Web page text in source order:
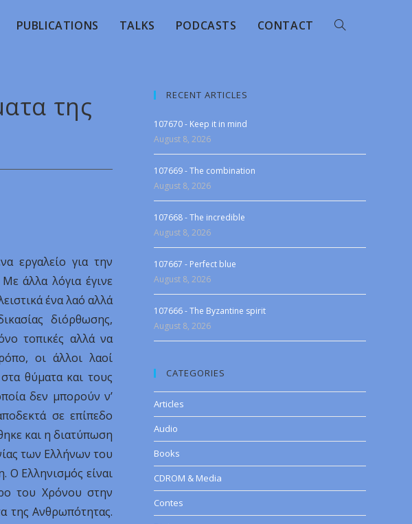
PUBLICATIONS TALKS PODCASTS CONTACT
της
εργαλείο για την
άλλα λόγια έγινε
ένα λαό αλλά
διόρθωσης,
τοπικές αλλά να
οι άλλοι λαοί
θύματα και τους
δεν μπορούν ν’
σε επίπεδο
και η διατύπωση
των Ελλήνων του
Ο Ελληνισμός είναι
του Χρόνου στην
της Ανθρωπότητας.
RECENT ARTICLES
107670 - Keep it in mind
August 8, 2026
107669 - The combination
August 8, 2026
107668 - The incredible
August 8, 2026
107667 - Perfect blue
August 8, 2026
107666 - The Byzantine spirit
August 8, 2026
CATEGORIES
Articles
Audio
Books
CDROM & Media
Contes